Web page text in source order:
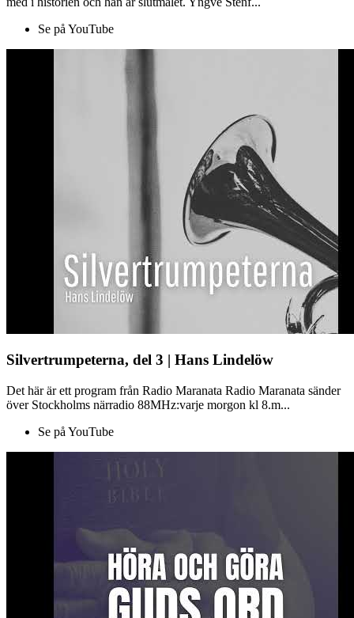
Se på YouTube
Silvertrumpeterna, del 3 | Hans Lindelöw
Det här är ett program från Radio Maranata Radio Maranata sänder
över Stockholms närradio 88MHz:varje morgon kl 8.m...
Se på YouTube